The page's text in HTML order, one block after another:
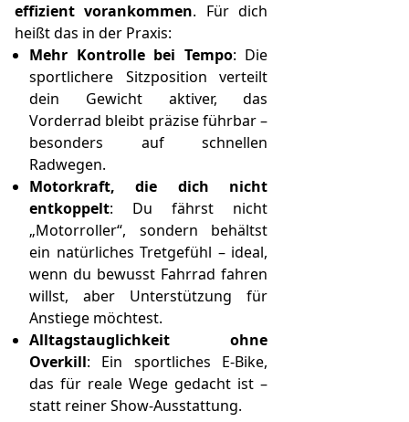
effizient vorankommen. Für dich
heißt das in der Praxis:
Mehr Kontrolle bei Tempo: Die
sportlichere Sitzposition verteilt
dein Gewicht aktiver, das
Vorderrad bleibt präzise führbar –
besonders auf schnellen
Radwegen.
Motorkraft, die dich nicht
entkoppelt: Du fährst nicht
„Motorroller“, sondern behältst
ein natürliches Tretgefühl – ideal,
wenn du bewusst Fahrrad fahren
willst, aber Unterstützung für
Anstiege möchtest.
Alltagstauglichkeit ohne
Overkill: Ein sportliches E-Bike,
das für reale Wege gedacht ist –
statt reiner Show-Ausstattung.